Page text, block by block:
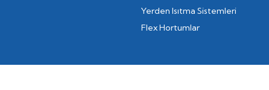
Yerden Isıtma Sistemleri
Flex Hortumlar